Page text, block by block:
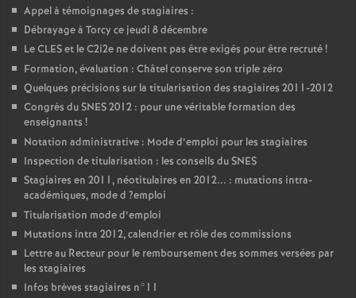
Appel à témoignages de stagiaires :
Débrayage à Torcy ce jeudi 8 décembre
LeCLESet le C2i2e ne doivent pas être exigés pour être recruté!
Formation, évaluation : Châtel conserve son triple zéro
Quelques précisions sur la titularisation des stagiaires 2011-2012
Congrès duSNES2012 : pour une véritable formation des
enseignants !
Notation administrative : Mode d’emploi pour les stagiaires
Inspection de titularisation : les conseils duSNES
Stagiaires en 2011, néotitulaires en 2012... : mutations intra-
académiques, mode d ?emploi
Titularisation mode d’emploi
Mutations intra 2012, calendrier et rôle des commissions
Lettre au Recteur pour le remboursement des sommes versées par
les stagiaires
Infos brèves stagiaires n°11